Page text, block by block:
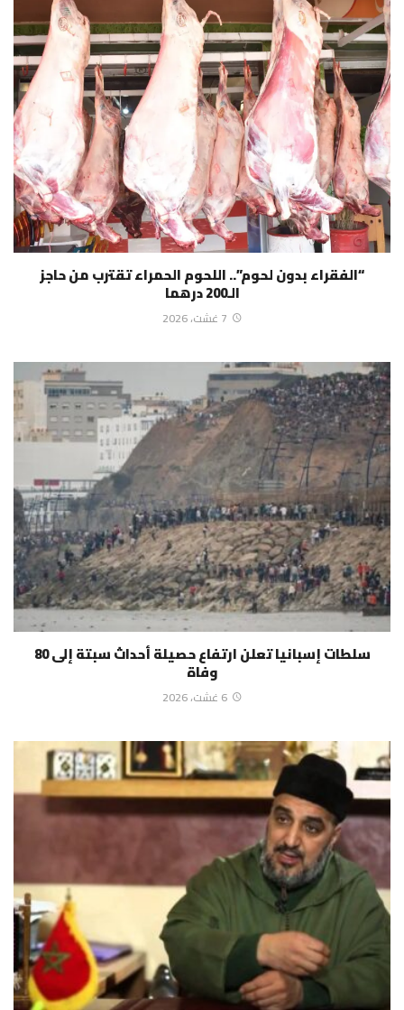
“الفقراء بدون لحوم”.. اللحوم الحمراء تقترب من حاجز
الـ200 درهما
7 غشت، 2026
سلطات إسبانيا تعلن ارتفاع حصيلة أحداث سبتة إلى 80
وفاة
6 غشت، 2026